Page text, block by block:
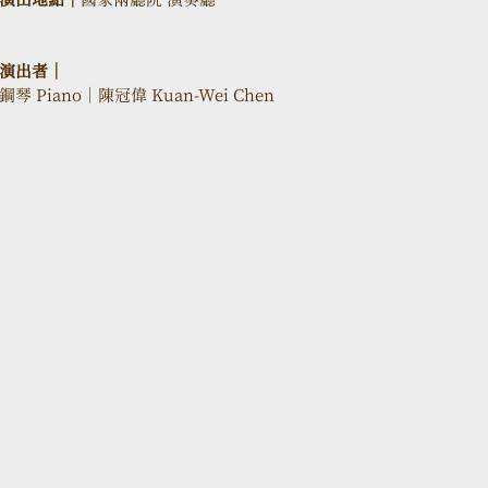
演出者｜
鋼琴 Piano｜陳冠偉 Kuan-Wei Chen